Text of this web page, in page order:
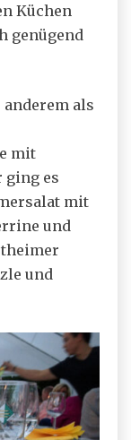
Küchen
genügend
als
mit
ging es
mit
und
und